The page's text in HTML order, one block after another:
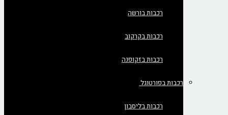
רכבות בורשה
רכבות בקרקוב
רכבות בזקופנה
רכבות בפורטוגל
רכבות בליסבון